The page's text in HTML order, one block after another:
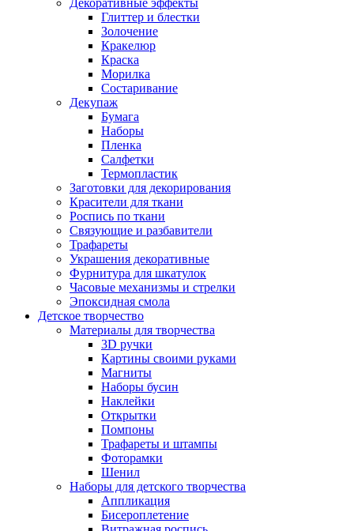
Декоративные эффекты
Глиттер и блестки
Золочение
Кракелюр
Краска
Морилка
Состаривание
Декупаж
Бумага
Наборы
Пленка
Салфетки
Термопластик
Заготовки для декорирования
Красители для ткани
Роспись по ткани
Связующие и разбавители
Трафареты
Украшения декоративные
Фурнитура для шкатулок
Часовые механизмы и стрелки
Эпоксидная смола
Детское творчество
Материалы для творчества
3D ручки
Картины своими руками
Магниты
Наборы бусин
Наклейки
Открытки
Помпоны
Трафареты и штампы
Фоторамки
Шенил
Наборы для детского творчества
Аппликация
Бисероплетение